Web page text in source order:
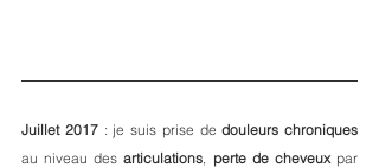
Juillet 2017 : je suis prise de douleurs chroniques
au niveau des articulations perte de cheveux par